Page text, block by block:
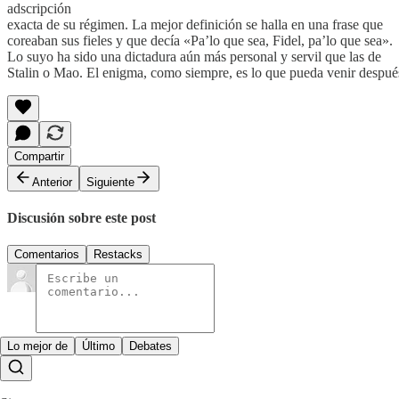
adscripción
exacta de su régimen. La mejor definición se halla en una frase que
coreaban sus fieles y que decía «Pa’lo que sea, Fidel, pa’lo que sea».
Lo suyo ha sido una dictadura aún más personal y servil que las de
Stalin o Mao. El enigma, como siempre, es lo que pueda venir
Compartir
Anterior
Siguiente
Discusión sobre este post
Comentarios Restacks
Lo mejor de Último Debates